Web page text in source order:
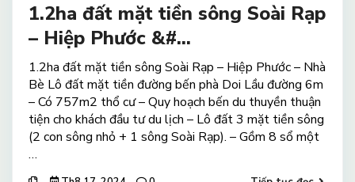
1.2ha đất mặt tiền sông Soài Rạp
– Hiệp Phước &#...
1.2ha đất mặt tiền sông Soài Rạp – Hiệp Phước – Nhà
Bè Lô đất mặt tiền đường bến phà Doi Lầu đường 6m
– Có 757m2 thổ cư – Quy hoạch bến du thuyền thuận
tiện cho khách đầu tư du lịch – Lô đất 3 mặt tiền sông
(2 con sông nhỏ + 1 sông Soài Rạp). – Gồm 8 sổ một
…